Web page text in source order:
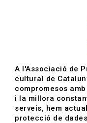
Vols estar al
HOME / BLOG
A l'Associació de
cultural de
compromesos
i la millora
serveis, hem
protecció de